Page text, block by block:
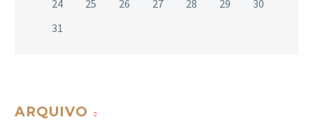
24
25 26 27 28 29
30
31
ARQUIVO